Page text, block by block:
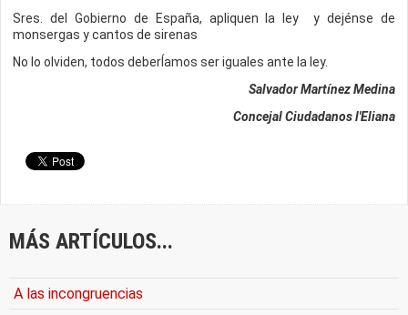
Sres. del Gobierno de España, apliquen la ley y dejénse de
monsergas y cantos de sirenas
No lo olviden, todos deberÍamos ser iguales ante la ley.
Salvador Martínez Medina
Concejal Ciudadanos l'Eliana
MÁS ARTÍCULOS...
A las incongruencias